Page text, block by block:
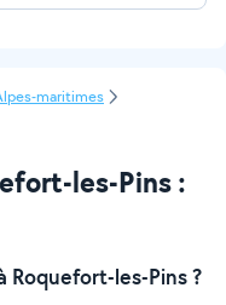
maritimes
les-Pins :
les-Pins ?